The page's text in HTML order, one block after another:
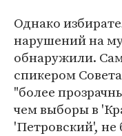
Однако
нарушений на
обнаружили.
спикером
"более
чем выборы в
'Петровский', не